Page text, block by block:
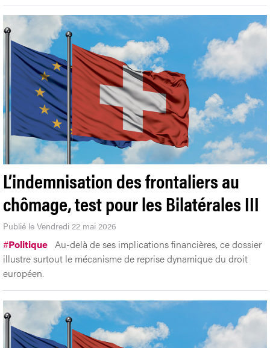
L’indemnisation des frontaliers au
chômage, test pour les Bilatérales III
Publié le Vendredi 22 mai 2026
#Politique
Au-delà de ses implications financières, ce dossier
illustre surtout le mécanisme de reprise dynamique du droit
européen.